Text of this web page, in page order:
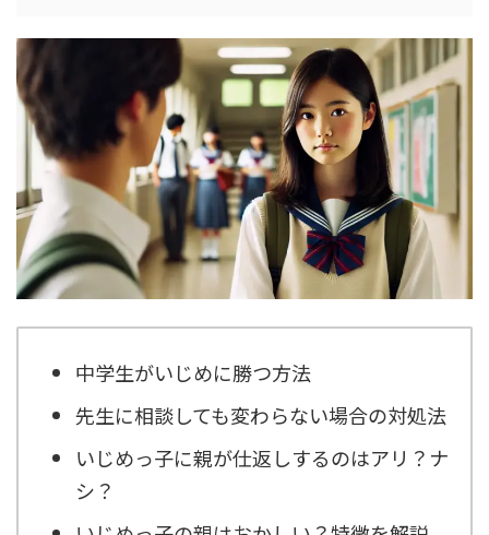
中学生がいじめに勝つ方法
先生に相談しても変わらない場合の対処法
いじめっ子に親が仕返しするのはアリ？ナ
シ？